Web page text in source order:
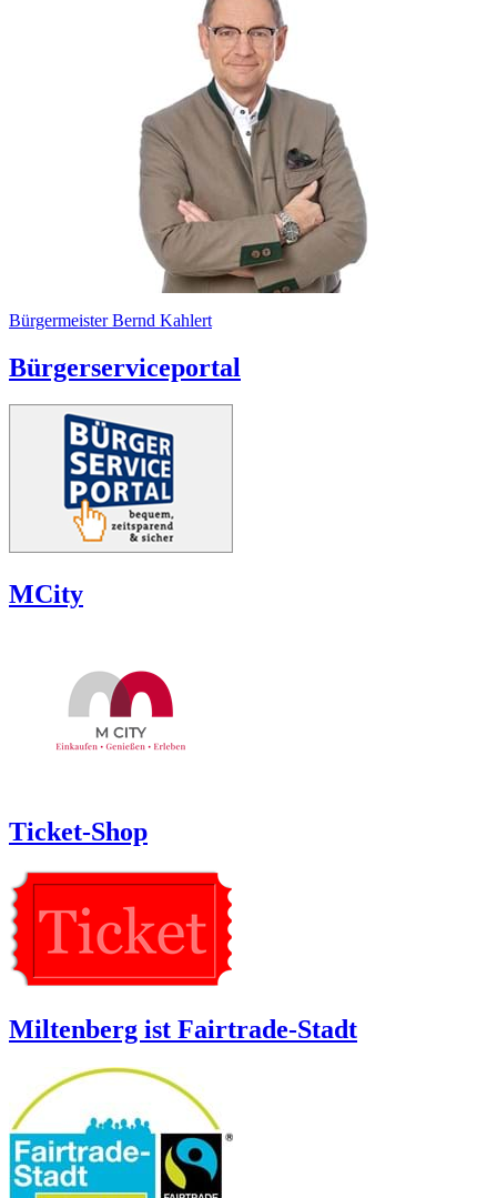
Bürgermeister Bernd Kahlert
Bürgerserviceportal
MCity
Ticket-Shop
Miltenberg ist Fairtrade-Stadt